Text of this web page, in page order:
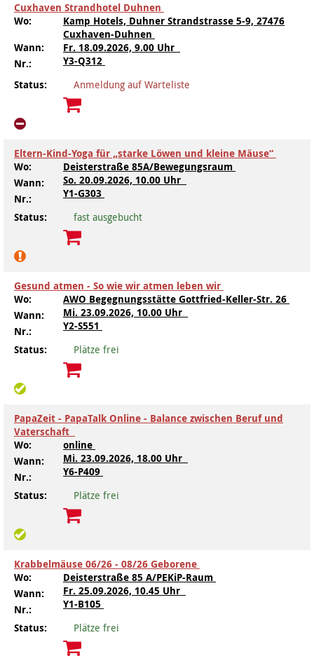
Cuxhaven Strandhotel Duhnen
Wo:
Kamp Hotels, Duhner Strandstrasse 5-9, 27476
Cuxhaven-Duhnen
Wann:
Fr. 18.09.2026, 9.00 Uhr
Nr.:
Y3-Q312
Status:
Anmeldung auf Warteliste
Eltern-Kind-Yoga für „starke Löwen und kleine Mäuse“
Wo:
Deisterstraße 85A/Bewegungsraum
Wann:
So. 20.09.2026, 10.00 Uhr
Nr.:
Y1-G303
Status:
fast ausgebucht
Gesund atmen - So wie wir atmen leben wir
Wo:
AWO Begegnungsstätte Gottfried-Keller-Str. 26
Wann:
Mi. 23.09.2026, 10.00 Uhr
Nr.:
Y2-S551
Status:
Plätze frei
PapaZeit - PapaTalk Online - Balance zwischen Beruf und
Vaterschaft
Wo:
online
Wann:
Mi. 23.09.2026, 18.00 Uhr
Nr.:
Y6-P409
Status:
Plätze frei
Krabbelmäuse 06/26 - 08/26 Geborene
Wo:
Deisterstraße 85 A/PEKiP-Raum
Wann:
Fr. 25.09.2026, 10.45 Uhr
Nr.:
Y1-B105
Status:
Plätze frei